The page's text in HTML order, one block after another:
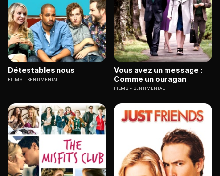
Détestables nous
FILMS SENTIMENTAL
Vous avez un message :
Comme un ouragan
FILMS SENTIMENTAL